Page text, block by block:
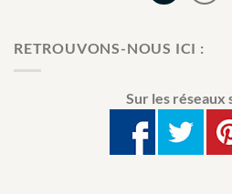
RETROUVONS-NOUS ICI :
Sur les réseaux